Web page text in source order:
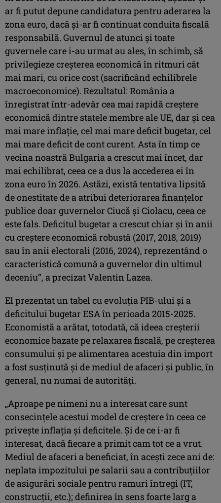
ar fi putut depune candidatura pentru aderarea la
zona euro, dacă şi-ar fi continuat conduita fiscală
responsabilă. Guvernul de atunci şi toate
guvernele care i-au urmat au ales, în schimb, să
privilegieze creşterea economică în ritmuri cât
mai mari, cu orice cost (sacrificând echilibrele
macroeconomice). Rezultatul: România a
înregistrat într-adevăr cea mai rapidă creştere
economică dintre statele membre ale UE, dar şi cea
mai mare inflaţie, cel mai mare deficit bugetar, cel
mai mare deficit de cont curent. Asta în timp ce
vecina noastră Bulgaria a crescut mai încet, dar
mai echilibrat, ceea ce a dus la accederea ei în
zona euro în 2026. Astăzi, există tentativa lipsită
de onestitate de a atribui deteriorarea finanţelor
publice doar guvernelor Ciucă şi Ciolacu, ceea ce
este fals. Deficitul bugetar a crescut chiar şi în anii
cu creştere economică robustă (2017, 2018, 2019)
sau în anii electorali (2016, 2024), reprezentând o
caracteristică comună a guvernelor din ultimul
deceniu”, a precizat Valentin Lazea.
El prezentat un tabel cu evoluţia PIB-ului şi a
deficitului bugetar ESA în perioada 2015-2025.
Economistă a arătat, totodată, că ideea creşterii
economice bazate pe relaxarea fiscală, pe creşterea
consumului şi pe alimentarea acestuia din import
a fost susţinută şi de mediul de afaceri şi public, în
general, nu numai de autorităţi.
„Aproape pe nimeni nu a interesat care sunt
consecinţele acestui model de creştere în ceea ce
priveşte inflaţia şi deficitele. Şi de ce i-ar fi
interesat, dacă fiecare a primit cam tot ce a vrut.
Mediul de afaceri a beneficiat, în aceşti zece ani de:
neplata impozitului pe salarii sau a contribuţiilor
de asigurări sociale pentru ramuri întregi (IT,
construcţii, etc.); definirea în sens foarte larg a